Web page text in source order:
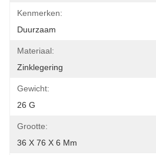
Kenmerken:
Duurzaam
Materiaal:
Zinklegering
Gewicht:
26 G
Grootte:
36 X 76 X 6 Mm